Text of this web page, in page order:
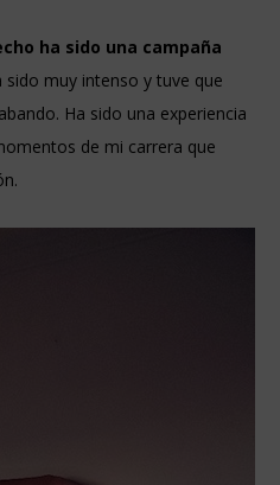
ha sido una campaña
sido muy intenso y tuve que
Ha sido una experiencia
de mi carrera que